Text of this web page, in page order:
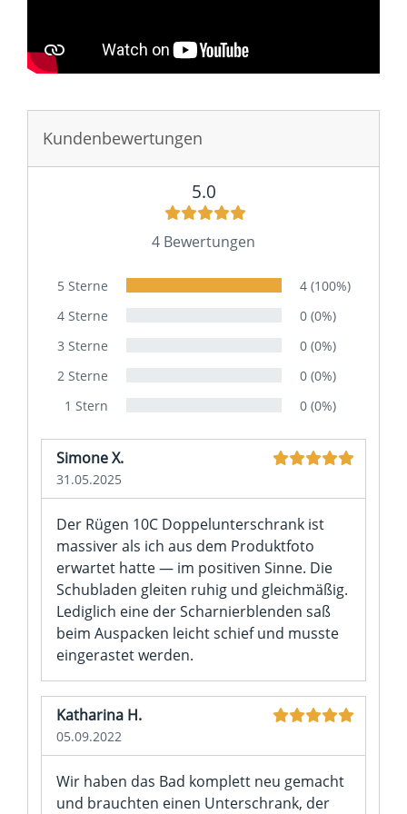
Kundenbewertungen
5.0
4 Bewertungen
5 Sterne
4 (100%)
4 Sterne
0 (0%)
3 Sterne
0 (0%)
2 Sterne
0 (0%)
1 Stern
0 (0%)
Simone X.
31.05.2025
Der Rügen 10C Doppelunterschrank ist
massiver als ich aus dem Produktfoto
erwartet hatte — im positiven Sinne. Die
Schubladen gleiten ruhig und gleichmäßig.
Lediglich eine der Scharnierblenden saß
beim Auspacken leicht schief und musste
eingerastet werden.
Katharina H.
05.09.2022
Wir haben das Bad komplett neu gemacht
und brauchten einen Unterschrank, der